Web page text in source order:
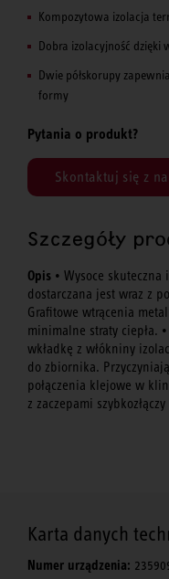
Kompozytowa izolacja
Dobra izolacyjność
Dwie półskorupy
formy
Pytania o produkt?
Skontaktuj się z
Szczegóły
Opis • Wysoce
dostarczana jest wraz z
Grafitowe wtrącenia
minimalne straty ciepła.
wkładkę z włókniny
do zbiornika.
połączenia klejowe w
z zaczepami
Karta danych
Numer urządzenia: